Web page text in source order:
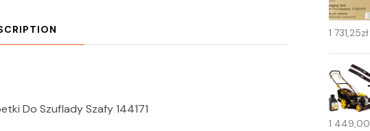
Do Szuflady Szafy 144171
1 731,25zł
1 449,00